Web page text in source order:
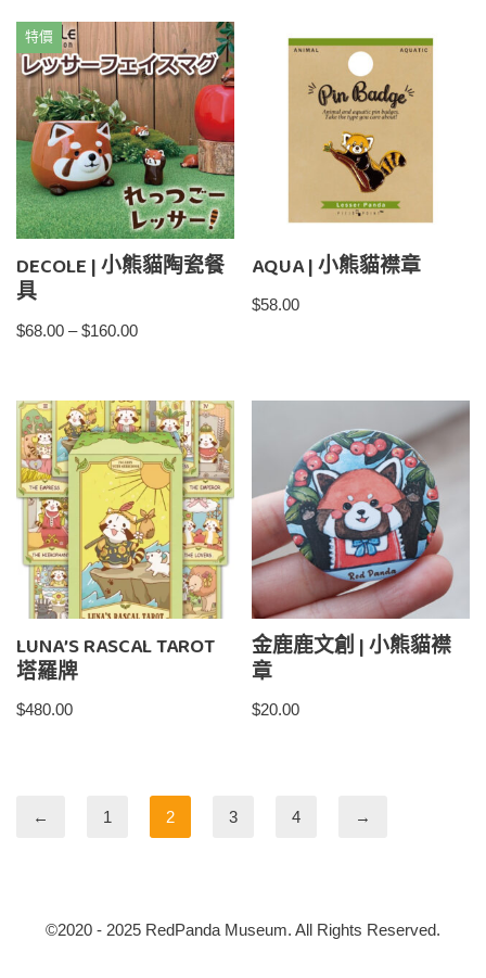
特價
DECOLE | 小熊貓陶瓷餐
具
$68.00 – $160.00
AQUA | 小熊貓襟章
$58.00
LUNA’S RASCAL TAROT
塔羅牌
$480.00
金鹿鹿文創 | 小熊貓襟
章
$20.00
← 1 2 3 4 →
©2020 - 2025 RedPanda Museum. All Rights Reserved.